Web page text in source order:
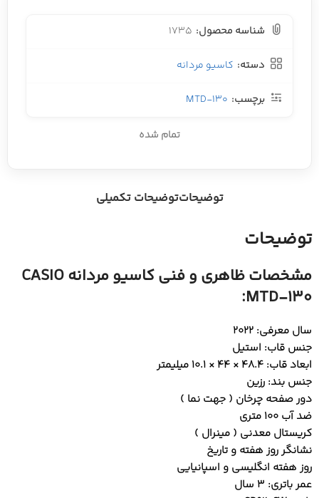
شناسه محصول: 1735
دسته: کاسیو مردانه
برچسب: MTD-130
تمام شده
توضیحاتتوضیحات تکمیلی
توضیحات
مشخصات ظاهری و فنی کاسیو مردانه CASIO
MTD-130:
سال معرفی: 2022
جنس قاب: استیل
ابعاد قاب: 48.4 × 44 × 10.1 میلیمتر
جنس بند: رزین
دور صفحه چرخان ( جهت نما )
ضد آب 100 متری
کریستال معدنی ( مینرال )
نشانگر روز هفته و تاریخ
روز هفته انگلیسی و اسپانیایی
عمر باتری: 3 سال